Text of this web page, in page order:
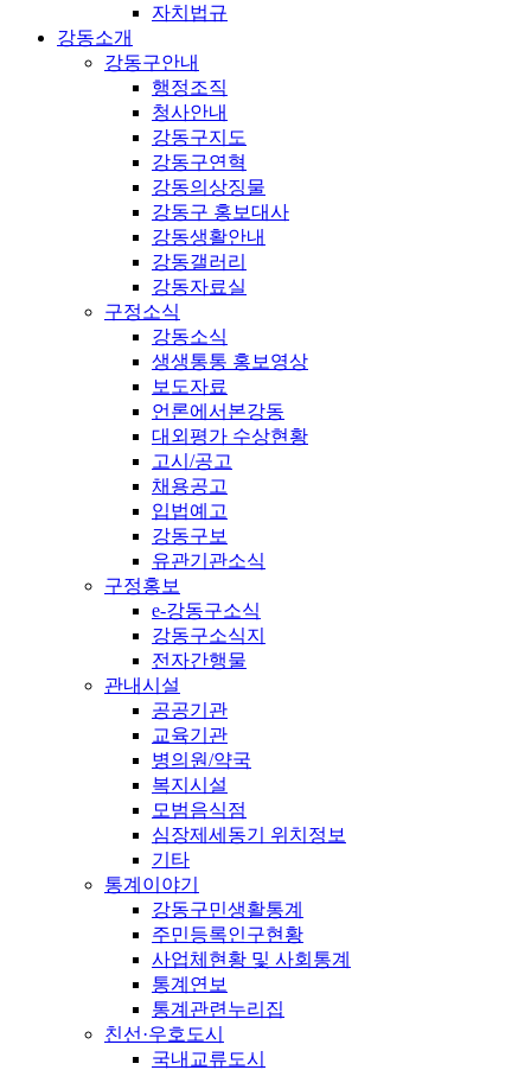
자치법규
강동소개
강동구안내
행정조직
청사안내
강동구지도
강동구연혁
강동의상징물
강동구 홍보대사
강동생활안내
강동갤러리
강동자료실
구정소식
강동소식
생생통통 홍보영상
보도자료
언론에서본강동
대외평가 수상현황
고시/공고
채용공고
입법예고
강동구보
유관기관소식
구정홍보
e-강동구소식
강동구소식지
전자간행물
관내시설
공공기관
교육기관
병의원/약국
복지시설
모범음식점
심장제세동기 위치정보
기타
통계이야기
강동구민생활통계
주민등록인구현황
사업체현황 및 사회통계
통계연보
통계관련누리집
친선·우호도시
국내교류도시